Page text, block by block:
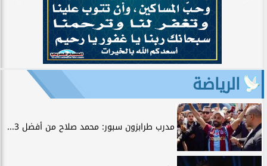
الرياضة
مدرب طرابزون سبور: محمد صلاح من أفضل 3...